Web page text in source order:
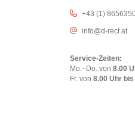
+43 (1)
info@d-rect.at
Service-Zeiten:
Mo.–Do. von 8.00
Fr. von 8.00 Uhr